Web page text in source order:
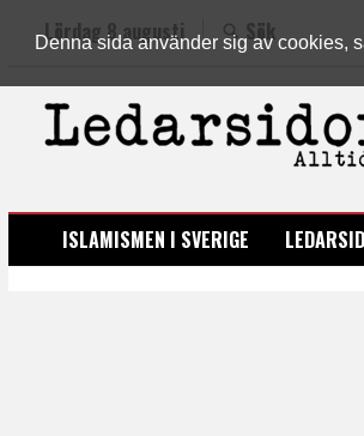
Denna sida använder sig av cookies,
Lördag 8 augusti Sök
LEDARSIDORNA.SE
ISLAMISMEN I SVERIGE